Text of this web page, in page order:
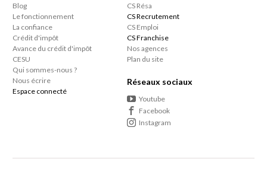
Blog
Le fonctionnement
La confiance
Crédit d'impôt
Avance du crédit d'impôt
CESU
Qui sommes-nous ?
Nous écrire
Espace connecté
CS Résa
CS Recrutement
CS Emploi
CS Franchise
Nos agences
Plan du site
Réseaux sociaux
Youtube
Facebook
Instagram